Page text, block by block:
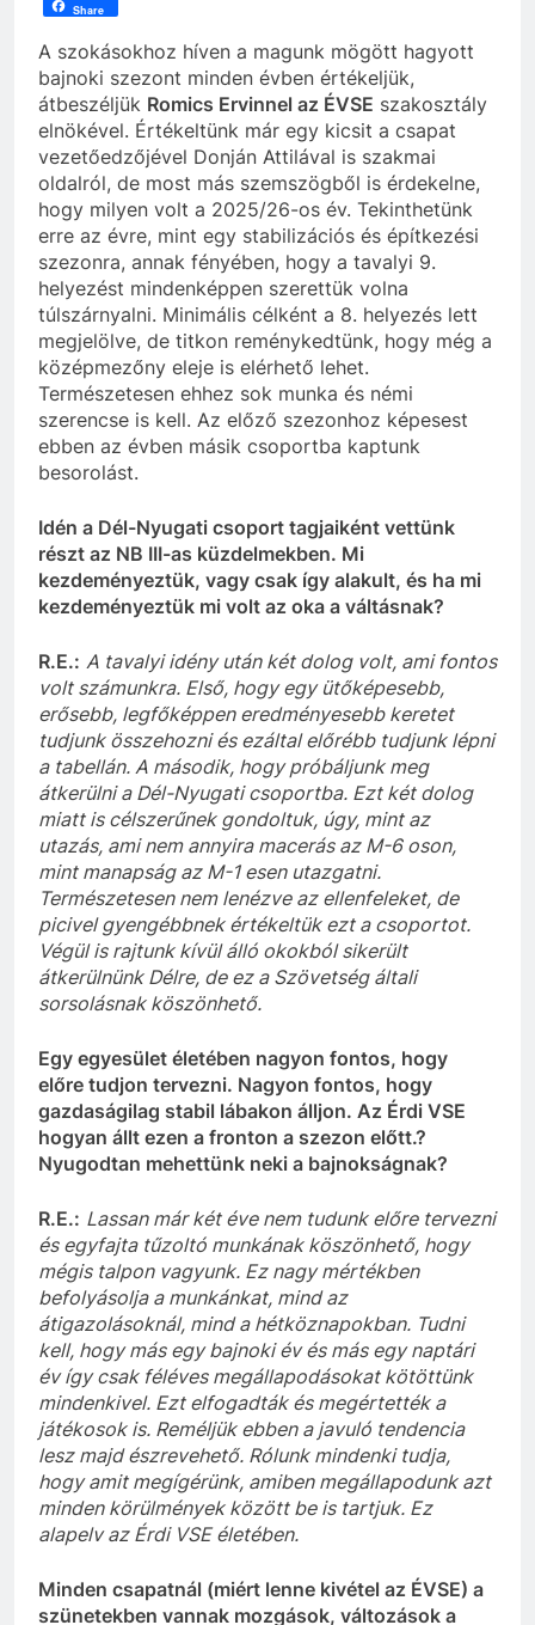
Share
A szokásokhoz híven a magunk mögött hagyott
bajnoki szezont minden évben értékeljük,
átbeszéljük Romics Ervinnel az ÉVSE szakosztály
elnökével. Értékeltünk már egy kicsit a csapat
vezetőedzőjével Donján Attilával is szakmai
oldalról, de most más szemszögből is érdekelne,
hogy milyen volt a 2025/26-os év. Tekinthetünk
erre az évre, mint egy stabilizációs és építkezési
szezonra, annak fényében, hogy a tavalyi 9.
helyezést mindenképpen szerettük volna
túlszárnyalni. Minimális célként a 8. helyezés lett
megjelölve, de titkon reménykedtünk, hogy még a
középmezőny eleje is elérhető lehet.
Természetesen ehhez sok munka és némi
szerencse is kell. Az előző szezonhoz képesest
ebben az évben másik csoportba kaptunk
besorolást.
Idén a Dél-Nyugati csoport tagjaiként vettünk
részt az NB III-as küzdelmekben. Mi
kezdeményeztük, vagy csak így alakult, és ha mi
kezdeményeztük mi volt az oka a váltásnak?
R.E.: A tavalyi idény után két dolog volt, ami fontos
volt számunkra. Első, hogy egy ütőképesebb,
erősebb, legfőképpen eredményesebb keretet
tudjunk összehozni és ezáltal előrébb tudjunk lépni
a tabellán. A második, hogy próbáljunk meg
átkerülni a Dél-Nyugati csoportba. Ezt két dolog
miatt is célszerűnek gondoltuk, úgy, mint az
utazás, ami nem annyira macerás az M-6 oson,
mint manapság az M-1 esenutazgatni.
Természetesen nem lenézve az ellenfeleket, de
picivel gyengébbnek értékeltük ezt a csoportot.
Végül is rajtunk kívül álló okokból sikerült
átkerülnünk Délre, de ez a Szövetség általi
sorsolásnak köszönhető.
Egy egyesület életében nagyon fontos, hogy
előre tudjon tervezni. Nagyon fontos, hogy
gazdaságilag stabil lábakon álljon. Az Érdi VSE
hogyan állt ezen a fronton a szezon előtt.?
Nyugodtan mehettünk neki a bajnokságnak?
R.E.: Lassan már két éve nem tudunk előre tervezni
és egyfajta tűzoltó munkának köszönhető, hogy
mégis talpon vagyunk. Ez nagy mértékben
befolyásolja a munkánkat, mind az
átigazolásoknál, mind a hétköznapokban. Tudni
kell, hogy más egy bajnoki év és más egy naptári
év így csak féléves megállapodásokat kötöttünk
mindenkivel. Ezt elfogadták és megértették a
játékosok is. Reméljük ebben a javuló tendencia
lesz majd észrevehető. Rólunk mindenki tudja,
hogy amit megígérünk, amiben megállapodunk azt
minden körülmények között be is tartjuk. Ez
alapelv az Érdi VSE életében.
Minden csapatnál (miért lenne kivétel az ÉVSE) a
szünetekben vannak mozgások, változások a